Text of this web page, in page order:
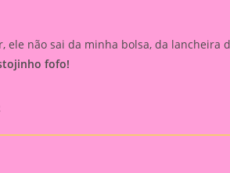
ele não sai da minha bolsa, da lancheira
fofo!